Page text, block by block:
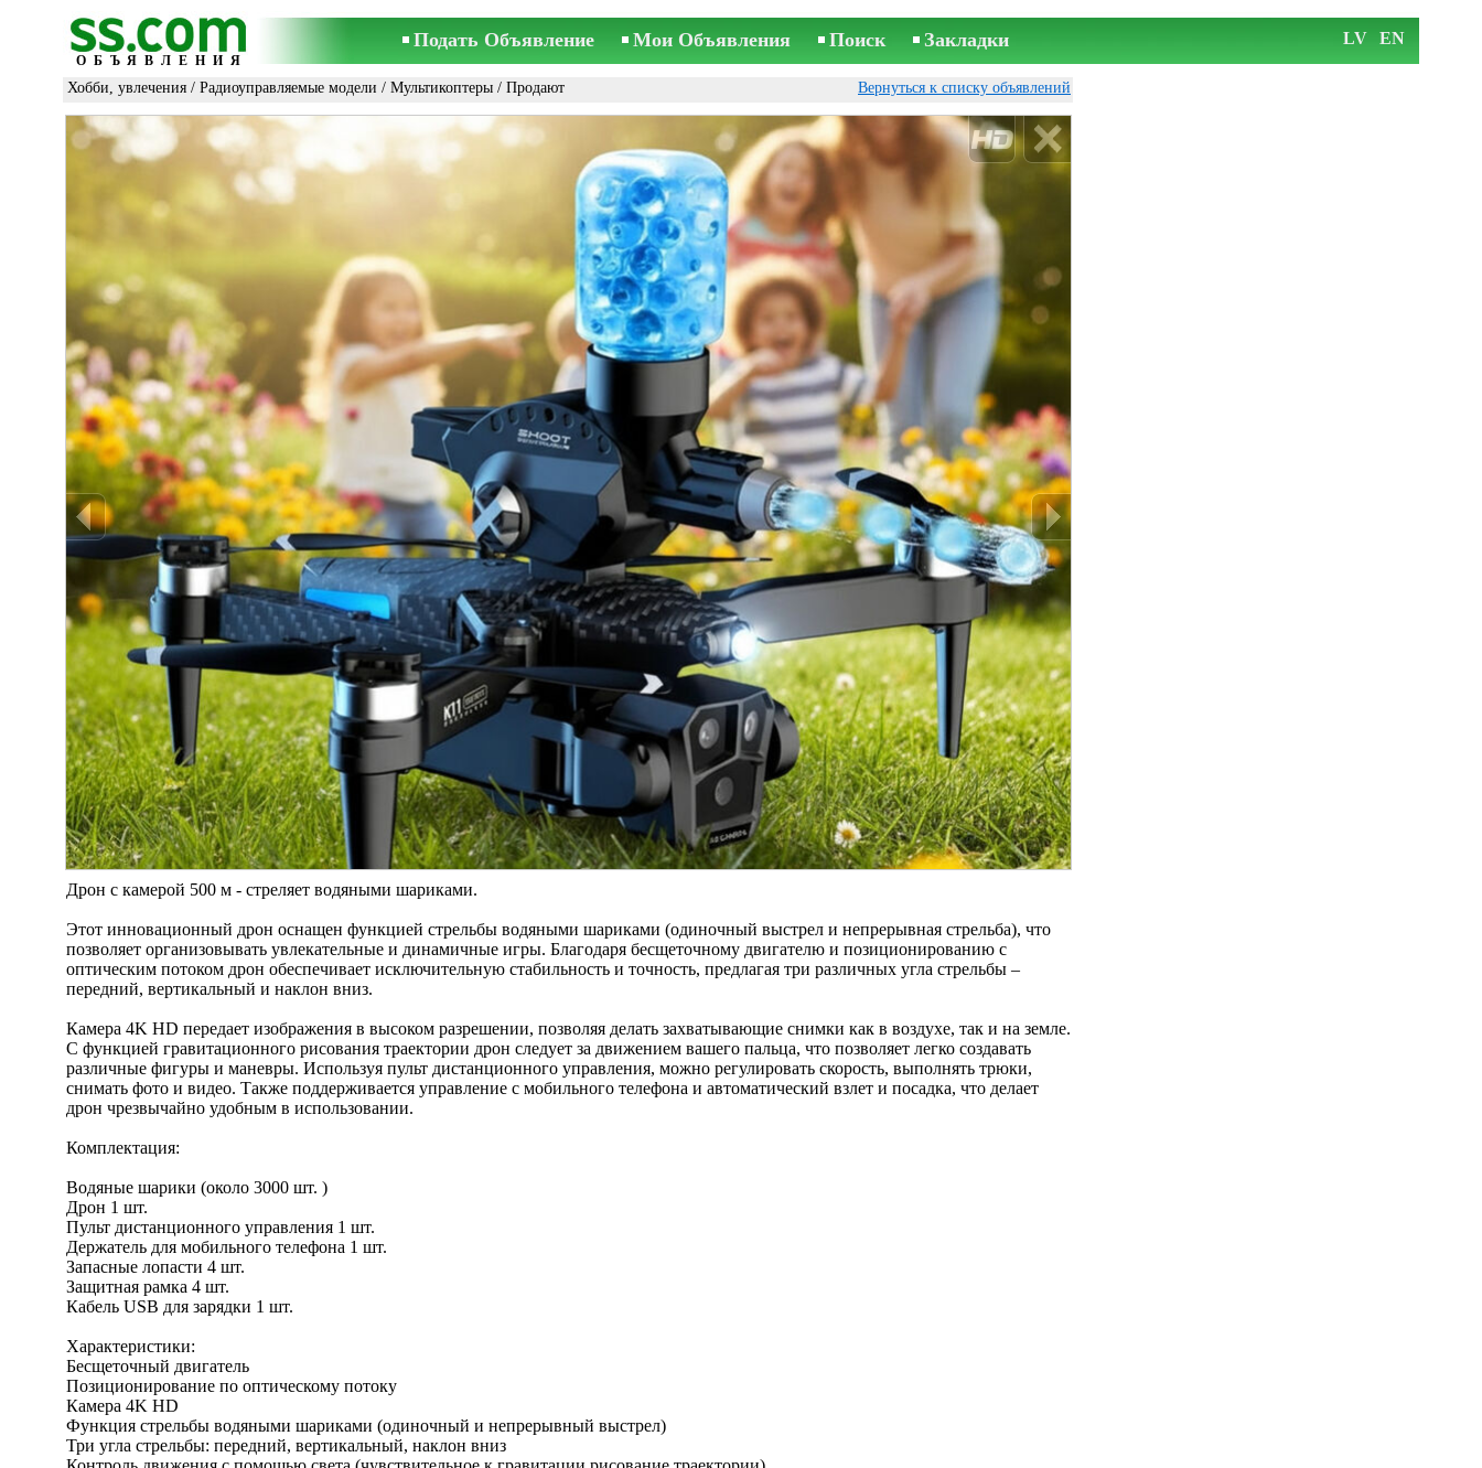
ОБЪЯВЛЕНИЯ
Подать Объявление Мои Объявления Поиск Закладки LV EN
Хобби, увлечения / Радиоуправляемые модели / Мультикоптеры / Продают Вернуться к списку объявлений
Дрон с камерой 500 м - стреляет водяными шариками.
Этот инновационный дрон оснащен функцией стрельбы водяными шариками (одиночный выстрел и непрерывная стрельба), что
позволяет организовывать увлекательные и динамичные игры. Благодаря бесщеточному двигателю и позиционированию с
оптическим потоком дрон обеспечивает исключительную стабильность и точность, предлагая три различных угла стрельбы –
передний, вертикальный и наклон вниз.
Камера 4K HD передает изображения в высоком разрешении, позволяя делать захватывающие снимки как в воздухе, так и на земле.
С функцией гравитационного рисования траектории дрон следует за движением вашего пальца, что позволяет легко создавать
различные фигуры и маневры. Используя пульт дистанционного управления, можно регулировать скорость, выполнять трюки,
снимать фото и видео. Также поддерживается управление с мобильного телефона и автоматический взлет и посадка, что делает
дрон чрезвычайно удобным в использовании.
Комплектация:
Водяные шарики (около 3000 шт. )
Дрон 1 шт.
Пульт дистанционного управления 1 шт.
Держатель для мобильного телефона 1 шт.
Запасные лопасти 4 шт.
Защитная рамка 4 шт.
Кабель USB для зарядки 1 шт.
Характеристики:
Бесщеточный двигатель
Позиционирование по оптическому потоку
Камера 4K HD
Функция стрельбы водяными шариками (одиночный и непрерывный выстрел)
Три угла стрельбы: передний, вертикальный, наклон вниз